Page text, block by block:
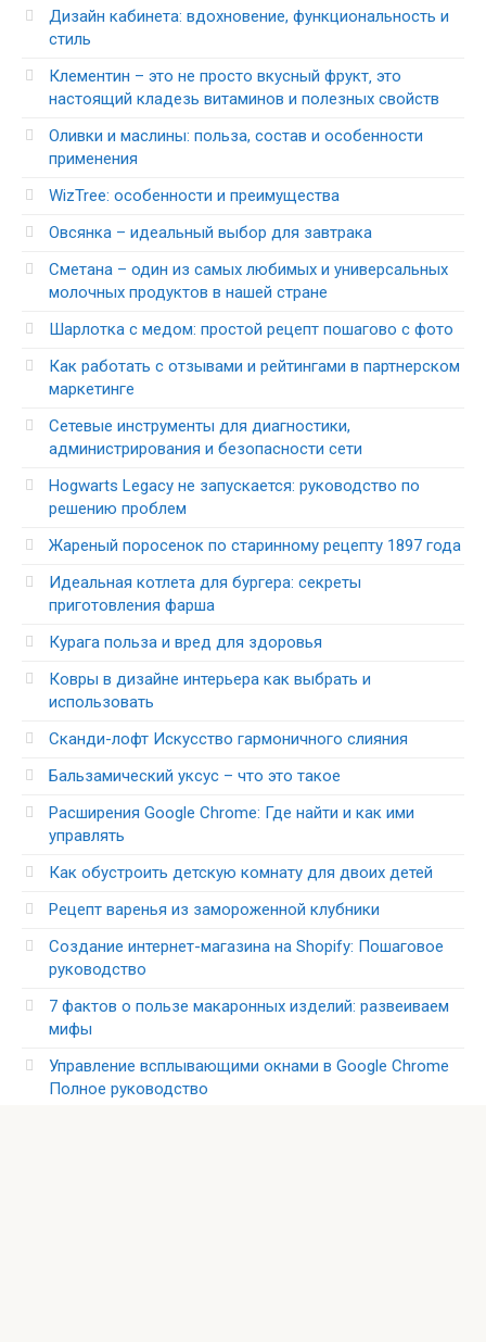
Дизайн кабинета: вдохновение, функциональность и
стиль
Клементин – это не просто вкусный фрукт‚ это
настоящий кладезь витаминов и полезных свойств
Оливки и маслины: польза, состав и особенности
применения
WizTree: особенности и преимущества
Овсянка – идеальный выбор для завтрака
Сметана – один из самых любимых и универсальных
молочных продуктов в нашей стране
Шарлотка с медом: простой рецепт пошагово с фото
Как работать с отзывами и рейтингами в партнерском
маркетинге
Сетевые инструменты для диагностики,
администрирования и безопасности сети
Hogwarts Legacy не запускается: руководство по
решению проблем
Жареный поросенок по старинному рецепту 1897 года
Идеальная котлета для бургера: секреты
приготовления фарша
Курага польза и вред для здоровья
Ковры в дизайне интерьера как выбрать и
использовать
Сканди-лофт Искусство гармоничного слияния
Бальзамический уксус – что это такое
Расширения Google Chrome: Где найти и как ими
управлять
Как обустроить детскую комнату для двоих детей
Рецепт варенья из замороженной клубники
Создание интернет-магазина на Shopify: Пошаговое
руководство
7 фактов о пользе макаронных изделий: развеиваем
мифы
Управление всплывающими окнами в Google Chrome
Полное руководство